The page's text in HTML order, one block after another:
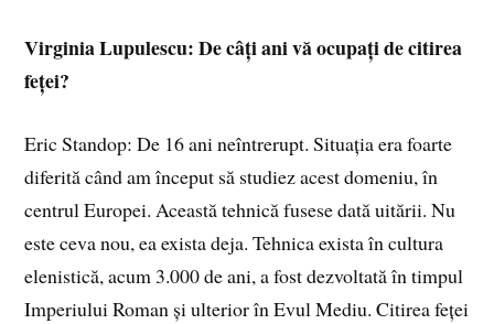
Virginia Lupulescu: De câți ani vă ocupați de citirea
feței?
Eric Standop: De 16 ani neîntrerupt. Situația era foarte
diferită când am început să studiez acest domeniu, în
centrul Europei. Această tehnică fusese dată uitării. Nu
este ceva nou, ea exista deja. Tehnica exista în cultura
elenistică, acum 3.000 de ani, a fost dezvoltată în timpul
Imperiului Roman și ulterior în Evul Mediu. Citirea feței